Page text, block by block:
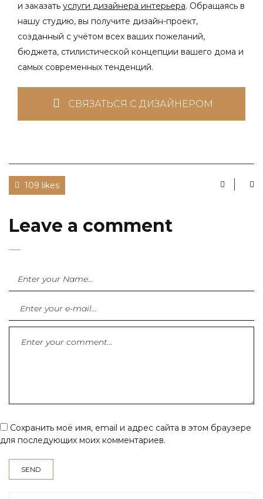
и заказать услуги дизайнера интерьера. Обращаясь в
нашу студию, вы получите дизайн-проект,
созданный с учётом всех ваших пожеланий,
бюджета, стилистической концепции вашего дома и
самых современных тенденций.
СВЯЗАТЬСЯ С ДИЗАЙНЕРОМ
109 likes
Leave a comment
Сохранить моё имя, email и адрес сайта в этом браузере
для последующих моих комментариев.